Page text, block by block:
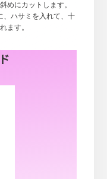
めにカットします。
、ハサミを入れて、十
ます。